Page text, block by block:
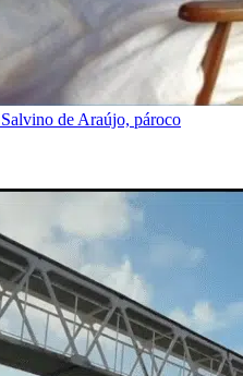
de Araújo, pároco